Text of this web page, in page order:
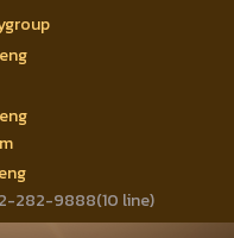
282-9888(10 line)